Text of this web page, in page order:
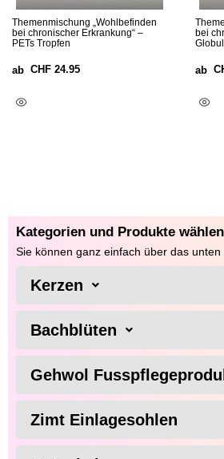
Themenmischung „Wohlbefinden
bei chronischer Erkrankung“ –
PETs Tropfen
ab CHF 24.95
bei
ab
Kategorien und Produkte wählen
Sie können ganz einfach über das
Kerzen
Bachblüten
Gehwol
Zimt Einlagesohlen